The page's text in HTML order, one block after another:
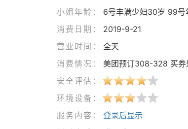
小姐年龄：
6号丰满少妇30岁 99
消费日期：
2019-9-21
营业时间：
全天
消费情况：
美团预订308-328 买
安全评估：
环境设备：
服务内容：
登录后显示